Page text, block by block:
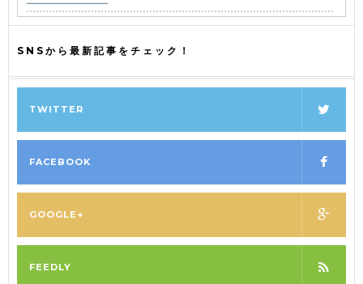
SNSから最新記事をチェック！
TWITTER
FACEBOOK
GOOGLE+
FEEDLY